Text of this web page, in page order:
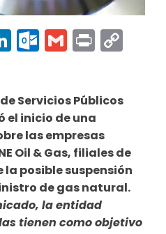
LinkedInGmail
Print
Servicios Públicos
el inicio de una
las empresas
Oil & Gas, filiales de
la posible suspensión
de gas natural.
la entidad
tienen como objetivo